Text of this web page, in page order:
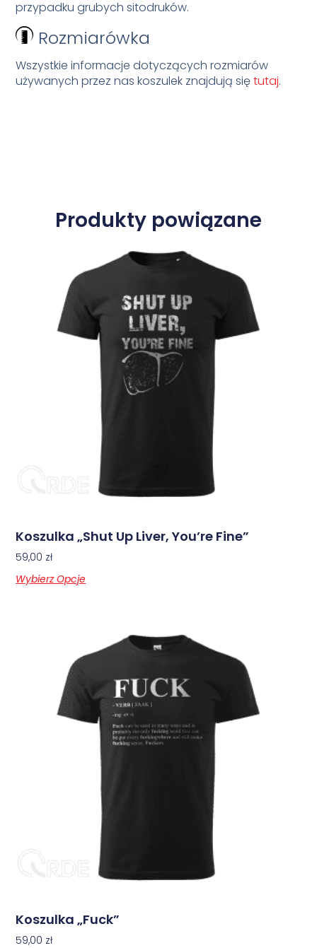
przypadku grubych sitodruków.
Rozmiarówka
Wszystkie informacje dotyczących rozmiarów
używanych przez nas koszulek znajdują siętutaj.
Produkty powiązane
Koszulka „Shut Up Liver, You’re Fine”
59,00 zł
Wybierz Opcje
Koszulka „Fuck”
59,00 zł